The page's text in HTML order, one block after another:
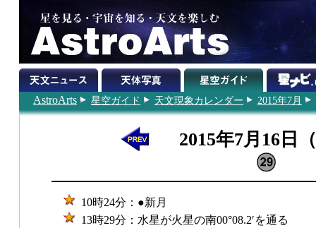
AstroArts 星空ガイド 天文現象カレンダー 2015年7月
2015年7月16日
10時24分：●新月
13時29分：水星が火星の南00°08.2′を通る